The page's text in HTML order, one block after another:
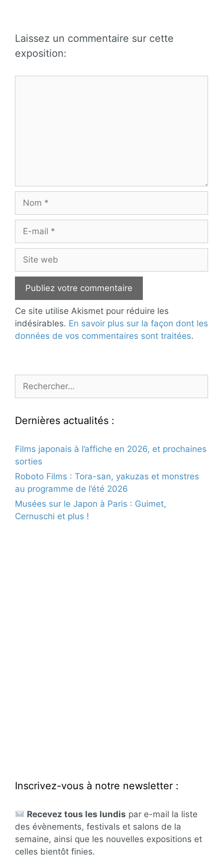
Laissez un commentaire sur cette
exposition:
mail
web
Ce site utilise Akismet pour réduire les
indésirables. En savoir plus sur la façon dont les
données de vos commentaires sont traitées.
Rechercher :
Dernières actualités :
Films japonais à l’affiche en 2026, et prochaines
sorties
Roboto Films : Tora-san, yakuzas et monstres
au programme de l’été 2026
Musées sur le Japon à Paris : Guimet,
Cernuschi et plus !
Inscrivez-vous à notre newsletter :
Recevez tous les lundis par e-mail la liste
des évènements, festivals et salons de la
semaine, ainsi que les nouvelles expositions et
celles bientôt finies.